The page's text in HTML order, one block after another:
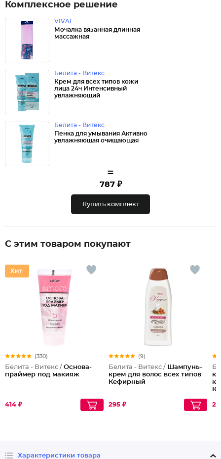
Комплексное решение
VIVAL
Мочалка вязанная длинная
массажная
Белита - Витекс
Крем для всех типов кожи
лица 24ч Интенсивный
увлажняющий
Белита - Витекс
Пенка для умывания Активно
увлажняющая очищающая
=
787 ₽
Купить комплект
С этим товаром покупают
(330)
Белита - Витекс / Основа-
праймер под макияж
414 ₽
(9)
Белита - Витекс / Шампунь-
крем для волос всех типов
Кефирный
295 ₽
Характеристики товара